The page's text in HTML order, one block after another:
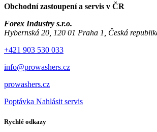
Obchodní zastoupení a servis v ČR
Forex Industry s.r.o.
Hybernská 20, 120 01 Praha 1, Česká
+421 903 530 033
info@prowashers.cz
prowashers.cz
Poptávka Nahlásit servis
Rychlé odkazy